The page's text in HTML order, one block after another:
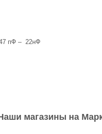
пФ – 22нФ
магазины на